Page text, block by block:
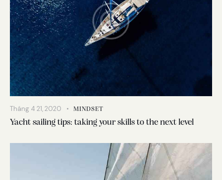
Tháng 4 21, 2020 MINDSET
Yacht sailing tips: taking your skills to the next level